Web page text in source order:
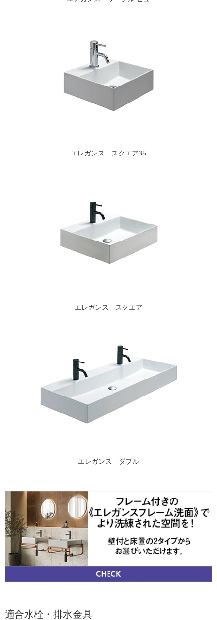
エレガンス スクエア35
エレガンス スクエア
エレガンス ダブル
適合水栓・排水金具